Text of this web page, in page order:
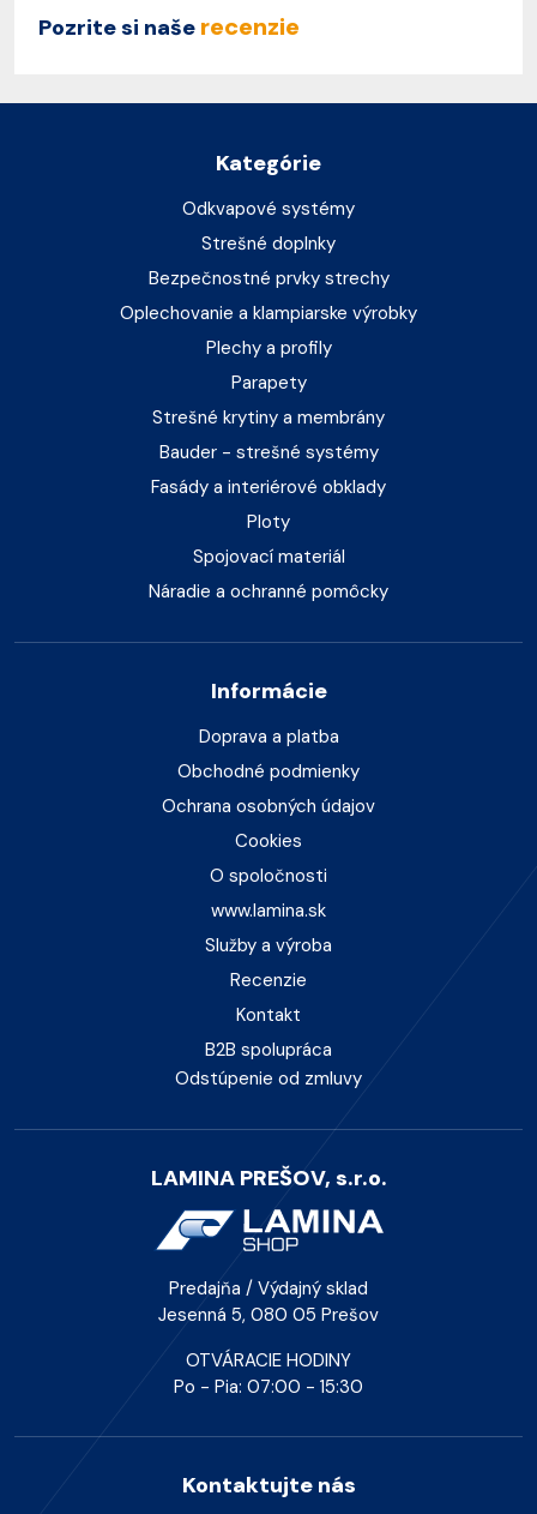
Pozrite si naše recenzie
Kategórie
Odkvapové systémy
Strešné doplnky
Bezpečnostné prvky strechy
Oplechovanie a klampiarske výrobky
Plechy a profily
Parapety
Strešné krytiny a membrány
Bauder - strešné systémy
Fasády a interiérové obklady
Ploty
Spojovací materiál
Náradie a ochranné pomôcky
Informácie
Doprava a platba
Obchodné podmienky
Ochrana osobných údajov
Cookies
O spoločnosti
www.lamina.sk
Služby a výroba
Recenzie
Kontakt
B2B spolupráca
Odstúpenie od zmluvy
LAMINA PREŠOV, s.r.o.
Predajňa / Výdajný sklad
Jesenná 5, 080 05 Prešov
OTVÁRACIE HODINY
Po - Pia: 07:00 - 15:30
Kontaktujte nás